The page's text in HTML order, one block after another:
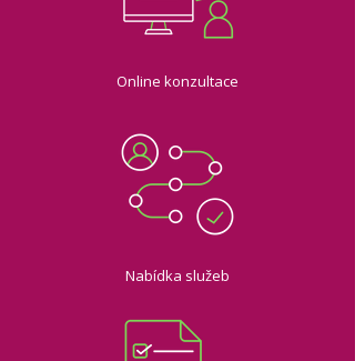
Online konzultace
Nabídka služeb